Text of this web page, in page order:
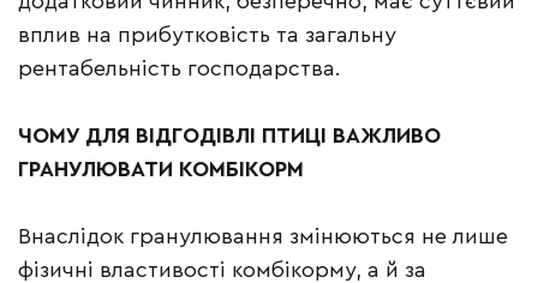
вплив на прибутковість та загальну
рентабельність господарства.
ЧОМУ ДЛЯ ВІДГОДІВЛІ ПТИЦІ ВАЖЛИВО
ГРАНУЛЮВАТИ КОМБІКОРМ
Внаслідок гранулювання змінюються не лише
фізичні властивості комбікорму, а й за